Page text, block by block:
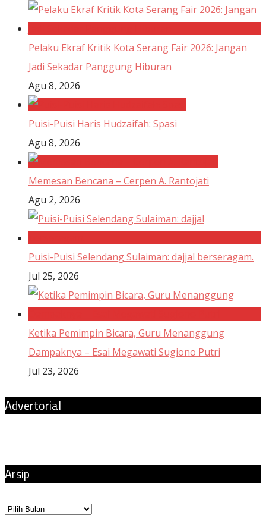
Pelaku Ekraf Kritik Kota Serang Fair 2026: Jangan
Jadi Sekadar Panggung Hiburan
Agu 8, 2026
Puisi-Puisi Haris Hudzaifah: Spasi
Agu 8, 2026
Memesan Bencana – Cerpen A. Rantojati
Agu 2, 2026
Puisi-Puisi Selendang Sulaiman: dajjal berseragam.
Jul 25, 2026
Ketika Pemimpin Bicara, Guru Menanggung
Dampaknya – Esai Megawati Sugiono Putri
Jul 23, 2026
Advertorial
Arsip
Arsip